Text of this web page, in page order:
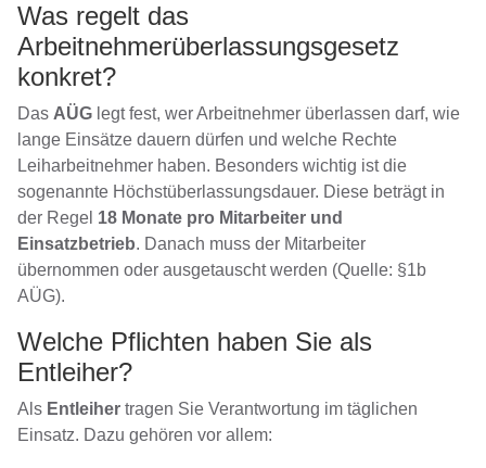
Was regelt das
Arbeitnehmerüberlassungsgesetz
konkret?
Das AÜG legt fest, wer Arbeitnehmer überlassen darf, wie
lange Einsätze dauern dürfen und welche Rechte
Leiharbeitnehmer haben. Besonders wichtig ist die
sogenannte Höchstüberlassungsdauer. Diese beträgt in
der Regel 18 Monate pro Mitarbeiter und
Einsatzbetrieb. Danach muss der Mitarbeiter
übernommen oder ausgetauscht werden (Quelle: §1b
AÜG).
Welche Pflichten haben Sie als
Entleiher?
Als Entleiher tragen Sie Verantwortung im täglichen
Einsatz. Dazu gehören vor allem: